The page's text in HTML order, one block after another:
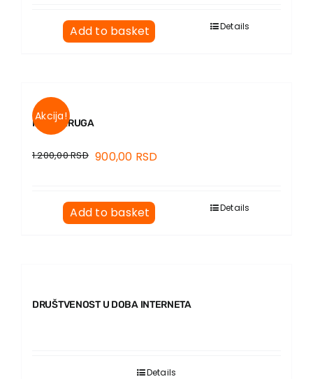
Add to basket Details
Akcija!
IZVAN KRUGA
1.200,00RSD 900,00 RSD
Add to basket Details
DRUŠTVENOST U DOBA INTERNETA
Details